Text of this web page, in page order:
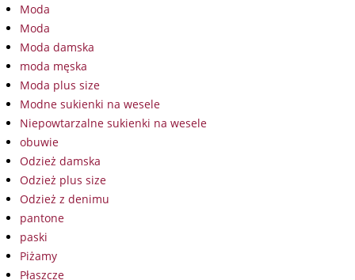
Moda
Moda
Moda damska
moda męska
Moda plus size
Modne sukienki na wesele
Niepowtarzalne sukienki na wesele
obuwie
Odzież damska
Odzież plus size
Odzież z denimu
pantone
paski
Piżamy
Płaszcze